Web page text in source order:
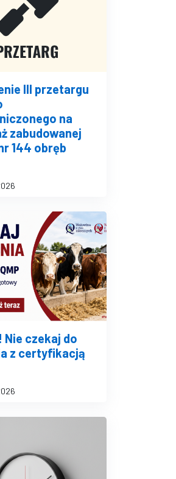
III przetargu
na
zabudowanej
144 obręb
Nie czekaj do
z certyfikacją